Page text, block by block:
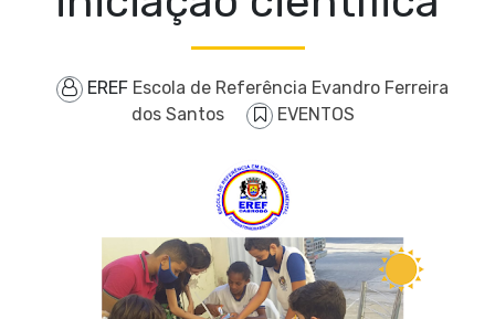
EREF Escola de Referência Evandro Ferreira
dos Santos
EVENTOS